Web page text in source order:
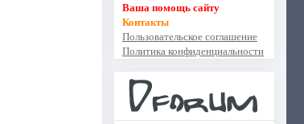
Ваша помощь сайту
Контакты
Пользовательское соглашение
Политика конфиденциальности